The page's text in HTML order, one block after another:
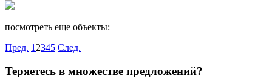
посмотреть еще объекты:
Пред. 1 2345 След.
Теряетесь в множестве предложений?